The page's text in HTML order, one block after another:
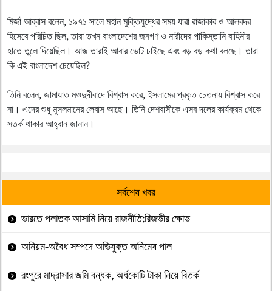
মির্জা আব্বাস বলেন, ১৯৭১ সালে মহান মুক্তিযুদ্ধের সময় যারা রাজাকার ও আলবদর
হিসেবে পরিচিত ছিল, তারা তখন বাংলাদেশের জনগণ ও নারীদের পাকিস্তানি বাহিনীর
হাতে তুলে দিয়েছিল। আজ তারাই আবার ভোট চাইছে এবং বড় বড় কথা বলছে। তারা
কি এই বাংলাদেশ চেয়েছিল?
তিনি বলেন, জামায়াত মওদুদীবাদে বিশ্বাস করে, ইসলামের প্রকৃত চেতনায় বিশ্বাস করে
না। এদের শুধু মুসলমানের লেবাস আছে। তিনি দেশবাসীকে এসব দলের কার্যক্রম থেকে
সতর্ক থাকার আহ্বান জানান।
সর্বশেষ খবর
ভারতে পলাতক আসামি নিয়ে রাজনীতি:রিজভীর ক্ষোভ
অনিয়ম-অবৈধ সম্পদে অভিযুক্ত অনিমেষ পাল
রংপুরে মাদ্রাসার জমি বন্ধক, অর্ধকোটি টাকা নিয়ে বিতর্ক